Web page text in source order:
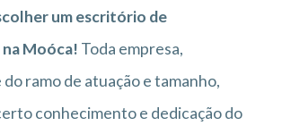
um escritório de
Moóca! Toda empresa,
ramo de atuação e tamanho,
conhecimento e dedicação do